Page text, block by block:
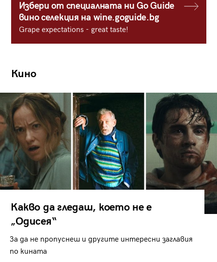
Избери от специалната ни Go Guide
вино селекция на wine.goguide.bg
Grape expectations - great taste!
Кино
Какво да гледаш, което не е
„Одисея“
За да не пропуснеш и другите интересни заглавия
по кината